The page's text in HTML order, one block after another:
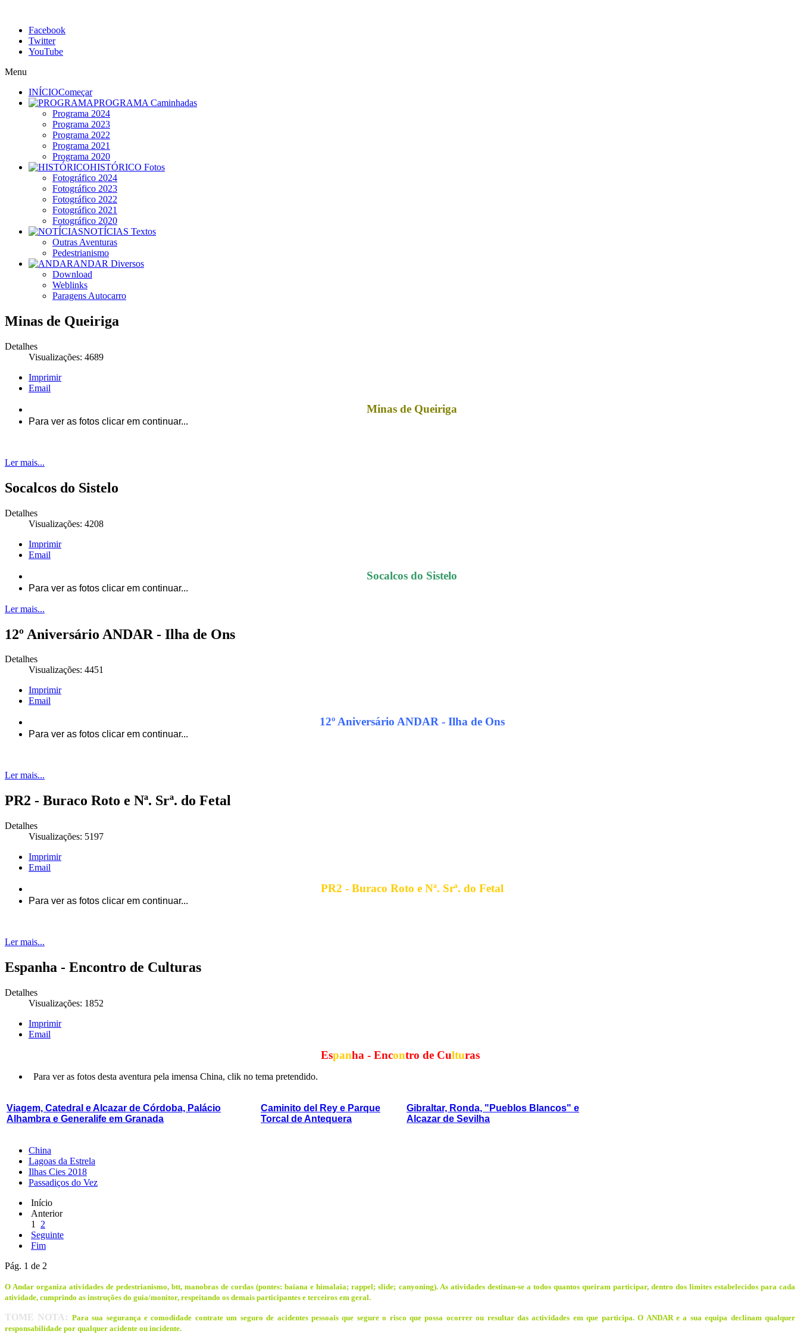
Facebook
Twitter
YouTube
Menu
INÍCIOComeçar
PROGRAMA Caminhadas
Programa 2024
Programa 2023
Programa 2022
Programa 2021
Programa 2020
HISTÓRICO Fotos
Fotográfico 2024
Fotográfico 2023
Fotográfico 2022
Fotográfico 2021
Fotográfico 2020
NOTÍCIAS Textos
Outras Aventuras
Pedestrianismo
ANDAR Diversos
Download
Weblinks
Paragens Autocarro
Minas de Queiriga
Detalhes
Visualizações: 4689
Imprimir
Email
Minas de Queiriga
Para ver as fotos clicar em continuar...
Ler mais...
Socalcos do Sistelo
Detalhes
Visualizações: 4208
Imprimir
Email
Socalcos do Sistelo
Para ver as fotos clicar em continuar...
Ler mais...
12º Aniversário ANDAR - Ilha de Ons
Detalhes
Visualizações: 4451
Imprimir
Email
12º Aniversário ANDAR - Ilha de Ons
Para ver as fotos clicar em continuar...
Ler mais...
PR2 - Buraco Roto e Nª. Srª. do Fetal
Detalhes
Visualizações: 5197
Imprimir
Email
PR2 - Buraco Roto e Nª. Srª. do Fetal
Para ver as fotos clicar em continuar...
Ler mais...
Espanha - Encontro de Culturas
Detalhes
Visualizações: 1852
Imprimir
Email
Espanha - Encontro de Culturas
Para ver as fotos desta aventura pela imensa China, clik no tema pretendido.
Viagem, Catedral e Alcazar de Córdoba, Palácio
Alhambra e Generalife em Granada
Caminito del Rey e Parque
Torcal de Antequera
Gibraltar, Ronda, "Pueblos Blancos" e
Alcazar de Sevilha
China
Lagoas da Estrela
Ilhas Cies 2018
Passadiços do Vez
Início
Anterior
1
2
Seguinte
Fim
Pág. 1 de 2
O Andar organiza atividades de pedestrianismo, btt, manobras de cordas (pontes: baiana e himalaia; rappel; slide; canyoning). As atividades destinan-se a todos quantos queiram participar, dentro dos limites estabelecidos para cada
atividade, cumprindo as instruções do guia/monitor, respeitando os demais participantes e terceiros em geral.
TOME NOTA: Para sua segurança e comodidade contrate um seguro de acidentes pessoais que segure o risco que possa ocorrer ou resultar das actividades em que participa. O ANDAR e a sua equipa declinam qualquer
responsabilidade por qualquer acidente ou incidente.